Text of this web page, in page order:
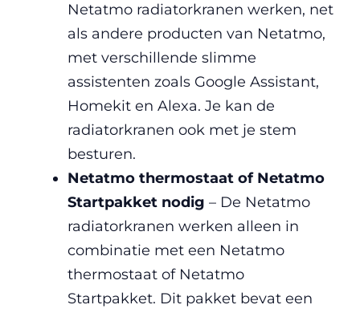
Netatmo radiatorkranen werken, net
als andere producten van Netatmo,
met verschillende slimme
assistenten zoals Google Assistant,
Homekit en Alexa. Je kan de
radiatorkranen ook met je stem
besturen.
Netatmo thermostaat of Netatmo
Startpakket nodig – De Netatmo
radiatorkranen werken alleen in
combinatie met een Netatmo
thermostaat of Netatmo
Startpakket. Dit pakket bevat een